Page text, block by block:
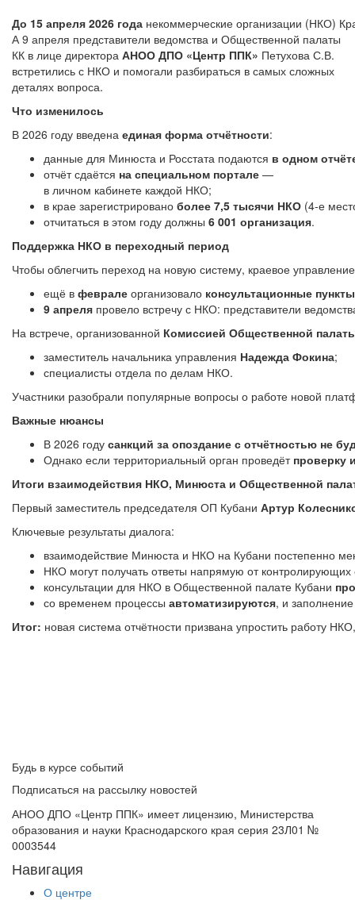
До 15 апреля 2026 года некоммерческие организации (НКО)
А 9 апреля представители ведомства и Общественной палаты
КК в лице директора АНОО ДПО «Центр ППК» Петухова С.В.
встретились с НКО и помогали разбираться в самых сложных
деталях вопроса.
Что изменилось
В 2026 году введена единая форма отчётности:
данные для Минюста и Росстата подаются в одном
отчёт сдаётся на специальном портале —
в личном кабинете каждой НКО;
в крае зарегистрировано более 7,5 тысячи НКО (4‑е
отчитаться в этом году должны 6 001 организация.
Поддержка НКО в переходный период
Чтобы облегчить переход на новую систему, краевое
ещё в феврале организовало консультационные пункты
9 апреля провело встречу с НКО: представители
На встрече, организованной Комиссией Общественной
заместитель начальника управления Надежда Фокина;
специалисты отдела по делам НКО.
Участники разобрали популярные вопросы о работе новой
Важные нюансы
В 2026 году санкций за опоздание с отчётностью не
Однако если территориальный орган проведёт проверку
Итоги взаимодействия НКО, Минюста и Общественной
Первый заместитель председателя ОП Кубани Артур
Ключевые результаты диалога:
взаимодействие Минюста и НКО на Кубани постепенно
НКО могут получать ответы напрямую от
консультации для НКО в Общественной палате Кубани
со временем процессы автоматизируются, и
Итог: новая система отчётности призвана упростить работу
Будь в курсе событий
Подписаться на рассылку новостей
АНОО ДПО «Центр ППК» имеет лицензию, Министерства
образования и науки Краснодарского края серия 23Л01 №
0003544
Навигация
О центре